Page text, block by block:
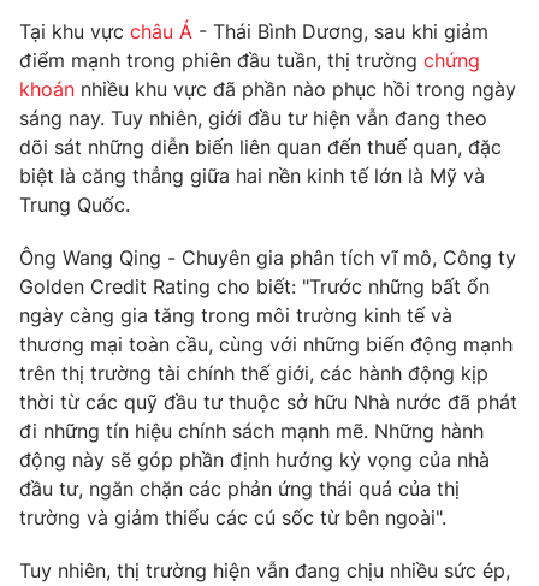
Thế giới đó đây
Câu chuyện quốc tế
Tài chính
Thị trường
Góc doanh nghiệp
Dữ liệu và đời sống
Truyền hình
Phim VTV
Hậu trường
Nhân vật
Khán giả
Giải sao mai
Giải trí
Điện ảnh
Âm nhạc
Sao
Đời sống
Du lịch
Làm đẹp
Chất lượng cuộc sống
Giáo dục
Tuyển sinh
Học trực tuyến
Công nghệ
Hitech Công nghệ tương lai
Sản phẩm
Thị trường
Giao lưu trực tuyến
Lịch phát sóng
Tại khu vực châu Á - Thái Bình Dương, sau khi giảm
điểm mạnh trong phiên đầu tuần, thị trường chứng
khoán nhiều khu vực đã phần nào phục hồi trong ngày
sáng nay. Tuy nhiên, giới đầu tư hiện vẫn đang theo
dõi sát những diễn biến liên quan đến thuế quan, đặc
biệt là căng thẳng giữa hai nền kinh tế lớn là Mỹ và
Trung Quốc.
Ông Wang Qing - Chuyên gia phân tích vĩ mô, Công ty
Golden Credit Rating cho biết: "Trước những bất ổn
ngày càng gia tăng trong môi trường kinh tế và
thương mại toàn cầu, cùng với những biến động mạnh
trên thị trường tài chính thế giới, các hành động kịp
thời từ các quỹ đầu tư thuộc sở hữu Nhà nước đã phát
đi những tín hiệu chính sách mạnh mẽ. Những hành
động này sẽ góp phần định hướng kỳ vọng của nhà
đầu tư, ngăn chặn các phản ứng thái quá của thị
trường và giảm thiểu các cú sốc từ bên ngoài".
Tuy nhiên, thị trường hiện vẫn đang chịu nhiều sức ép,